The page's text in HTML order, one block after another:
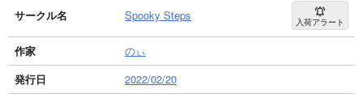
サークル名 Spooky Steps 入荷アラート
作家
のぃ
発行日
2022/02/20